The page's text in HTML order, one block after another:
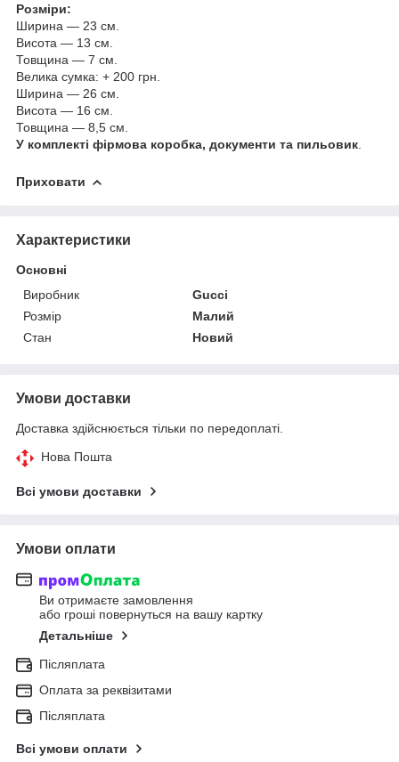
Розміри:
Ширина — 23 см.
Висота — 13 см.
Товщина — 7 см.
Велика сумка: + 200 грн.
Ширина — 26 см.
Висота — 16 см.
Товщина — 8,5 см.
У комплекті фірмова коробка, документи та пильовик
Приховати
Характеристики
Основні
Виробник
Gucci
Розмір
Малий
Стан
Новий
Умови доставки
Доставка здійснюється тільки по передоплаті.
Нова Пошта
Всі умови доставки
Умови оплати
Ви отримаєте замовлення
або гроші повернуться на вашу картку
Детальніше
Післяплата
Оплата за реквізитами
Післяплата
Всі умови оплати